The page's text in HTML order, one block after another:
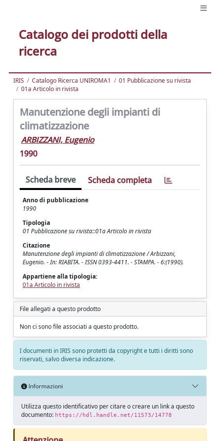
Catalogo dei prodotti della
ricerca
IRIS Catalogo Ricerca UNIROMA1
01 Pubblicazione su rivista
01a Articolo in rivista
Manutenzione degli impianti di
climatizzazione
ARBIZZANI, Eugenio
1990
Scheda breve Scheda completa
Anno di pubblicazione
1990
Tipologia
01 Pubblicazione su rivista::01a Articolo in rivista
Citazione
Manutenzione degli impianti di climatizzazione / Arbizzani,
Eugenio. - In: RIABITA. - ISSN 0393-4411. - STAMPA. - 6:(1990).
Appartiene alla tipologia:
01a Articolo in rivista
File allegati a questo prodotto
Non ci sono file associati a questo prodotto.
I documenti in IRIS sono protetti da copyright e tutti i diritti sono
riservati, salvo diversa indicazione.
Informazioni
Utilizza questo identificativo per citare o creare un link a questo
documento: https://hdl.handle.net/11573/14778